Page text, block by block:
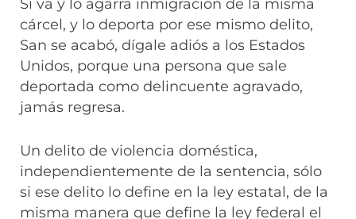
Si va y lo agarra inmigración de la misma
cárcel, y lo deporta por ese mismo delito,
San se acabó, dígale adiós a los Estados
Unidos, porque una persona que sale
deportada como delincuente agravado,
jamás regresa.
Un delito de violencia doméstica,
independientemente de la sentencia, sólo
si ese delito lo define en la ley estatal, de la
misma manera que define la ley federal el